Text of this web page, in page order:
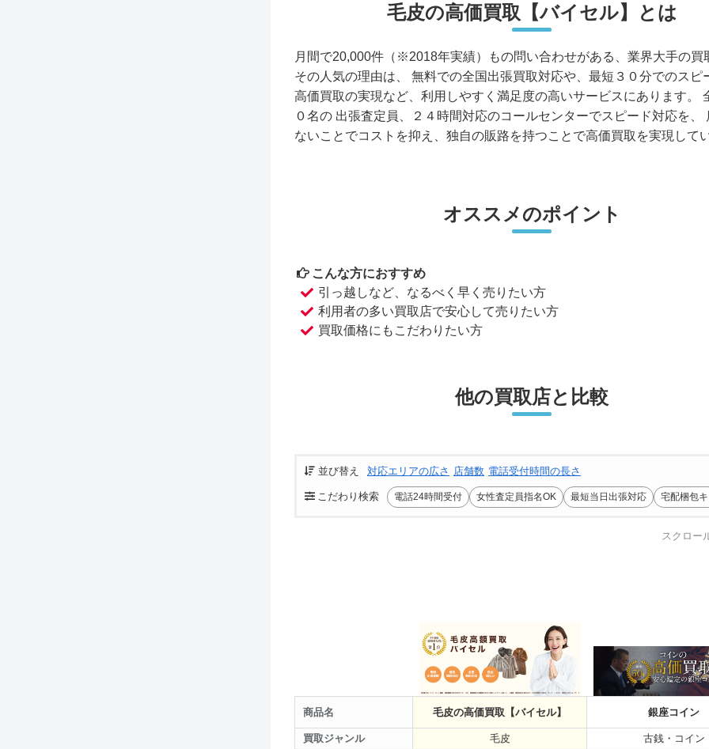
毛皮の高価買取【バイセル】とは
月間で20,000件（※2018年実績）もの問い合わせがある、業界大手の買
その人気の理由は、 無料での全国出張買取対応や、最短３０分でのスピ
高価買取の実現など、利用しやすく満足度の高いサービスにあります。
０名の 出張査定員、２４時間対応のコールセンターでスピード対応を、
ないことでコストを抑え、独自の販路を持つことで高価買取を実現してい
オススメのポイント
こんな方におすすめ
引っ越しなど、なるべく早く売りたい方
利用者の多い買取店で安心して売りたい方
買取価格にもこだわりたい方
他の買取店と比較
並び替え 対応エリアの広さ 店舗数 電話受付時間の長さ
こだわり検索 電話24時間受付 女性査定員指名OK 最短当日出張対応 宅配梱包
スクロ
商品名
買取ジャンル
毛皮の高価買取【バイセル】
毛皮
銀座コイン
古銭・コイン